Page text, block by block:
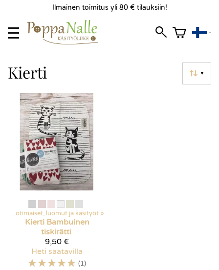
Ilmainen toimitus yli 80 € tilauksiin!
▼
Kierti
Kotimaiset, luomut ja käsityöt ‪»
Kierti Bambuinen
tiskirätti
9,50 €
Heti saatavilla
☆☆☆☆☆ (1)